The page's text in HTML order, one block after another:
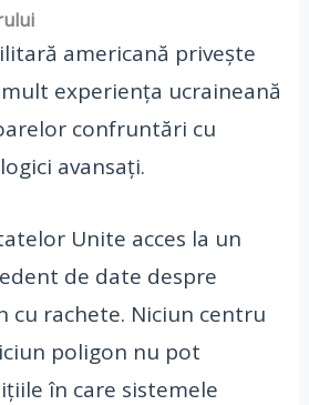
americană privește
experiența ucraineană
confruntări cu
avansați.
Unite acces la un
de date despre
cu rachete. Niciun centru
poligon nu pot
în care sistemele